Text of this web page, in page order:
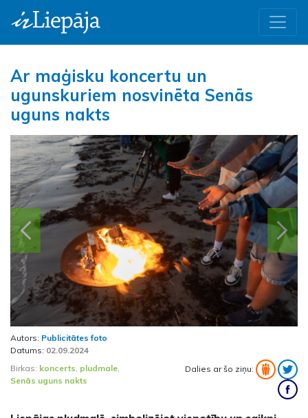
Ar maģisku koncertu un
ugunskuriem nosvinēta Senās
uguns nakts
Iepriekšējā
Autors: Publicitātes foto
Datums: 02.09.2024
Birkas: koncerts pludmale
Senās uguns nakts
Dalies ar šo ziņu: